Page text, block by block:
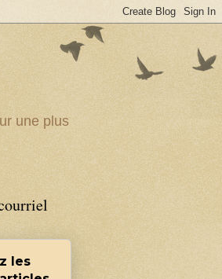
une plus
les